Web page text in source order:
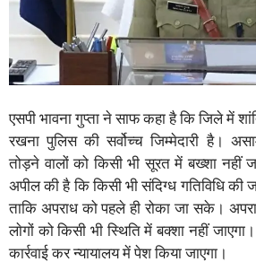
एसपी भावना गुप्ता ने साफ कहा है कि जिले में
रखना पुलिस की सर्वोच्च जिम्मेदारी है।
तोड़ने वालों को किसी भी सूरत में बख्शा नहीं
अपील की है कि किसी भी संदिग्ध गतिविधि की
ताकि अपराध को पहले ही रोका जा सके।
लाेगों को किसी भी स्थिति में बक्शा नहीं
कार्रवाई कर न्यायालय में पेश किया जाएगा।